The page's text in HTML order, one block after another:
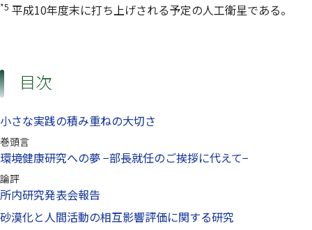
*5 平成10年度末に打ち上げされる予定の人工衛星である。
目次
小さな実践の積み重ねの大切さ
巻頭言
環境健康研究への夢 −部長就任のご挨拶に代えて−
論評
所内研究発表会報告
砂漠化と人間活動の相互影響評価に関する研究